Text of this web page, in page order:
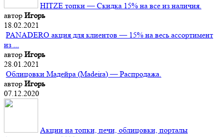
HITZE топки — Скидка 15% на все из наличия.
автор Игорь
18.02.2021
PANADERO акция для клиентов — 15% на весь ассортимент
из ...
автор Игорь
28.01.2021
Облицовки Мадейра (Мadeira) — Распродажа.
автор Игорь
07.12.2020
Акции на топки, печи, облицовки, порталы